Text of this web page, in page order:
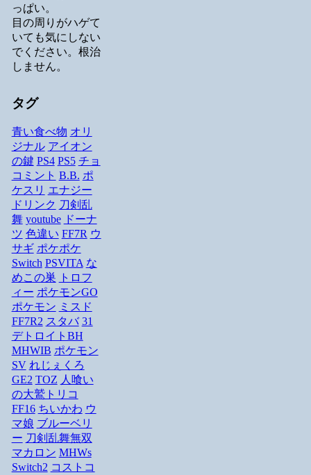
っぱい。
目の周りがハゲて
いても気にしない
でください。根治
しません。
タグ
青い食べ物 オリ
ジナル アイオン
の鍵 PS4 PS5 チョ
コミント B.B. ポ
ケスリ エナジー
ドリンク 刀剣乱
舞 youtube
ドーナ
ツ 色違い FF7R ウ
サギ ポケポケ
Switch PSVITA な
めこの巣
トロフ
ィー ポケモンGO
ポケモン ミスド
FF7R2 スタバ 31
デトロイトBH
MHWIB ポケモン
SV れじぇくろ
GE2 TOZ 人喰い
の大鷲トリコ
FF16 ちいかわ ウ
マ娘 ブルーベリ
ー 刀剣乱舞無双
マカロン MHWs
Switch2 コストコ